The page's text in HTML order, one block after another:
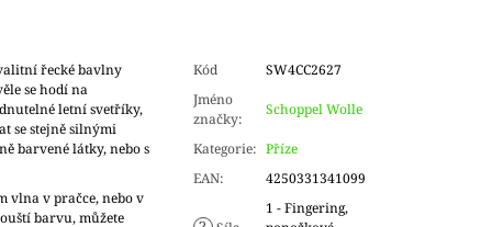
řecké bavlny
se hodí na
letní svetříky,
se stejně silnými
barvené látky, nebo s
vlna v pračce, nebo v
barvu, můžete
Kód
SW4CC2627
Jméno
značky:
Schoppel Wolle
Kategorie: Příze
EAN: 4250331341099
1 - Fingering,